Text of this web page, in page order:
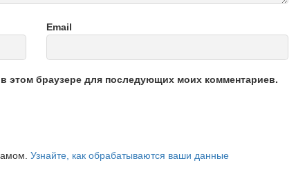
Email
этом браузере для последующих моих комментариев.
Узнайте, как обрабатываются ваши данные